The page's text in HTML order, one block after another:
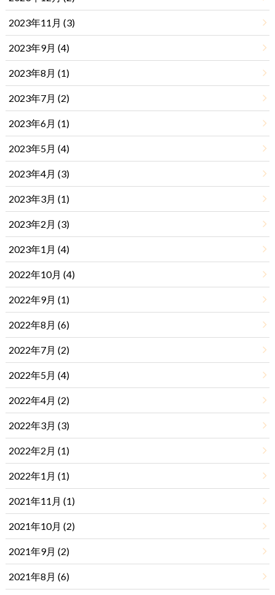
2023年11月 (3)
2023年9月 (4)
2023年8月 (1)
2023年7月 (2)
2023年6月 (1)
2023年5月 (4)
2023年4月 (3)
2023年3月 (1)
2023年2月 (3)
2023年1月 (4)
2022年10月 (4)
2022年9月 (1)
2022年8月 (6)
2022年7月 (2)
2022年5月 (4)
2022年4月 (2)
2022年3月 (3)
2022年2月 (1)
2022年1月 (1)
2021年11月 (1)
2021年10月 (2)
2021年9月 (2)
2021年8月 (6)